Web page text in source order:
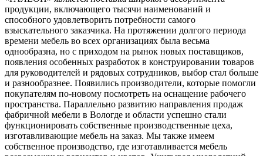
продукции, включающего тысячи наименований и
способного удовлетворить потребности самого
взыскательного заказчика. На протяжении долгого периода
времени мебель во всех организациях была весьма
однообразна, но с приходом на рынок новых поставщиков,
появления особенных разработок в конструировании товаров
для руководителей и рядовых сотрудников, выбор стал больше
и разнообразнее. Появились производители, которые помогли
покупателям по-новому посмотреть на оснащение рабочего
пространства. Параллельно развитию направления продаж
фабричной мебели в Вологде и области успешно стали
функционировать собственные производственные цеха,
изготавливающие мебель на заказ. Мы также имеем
собственное производство, где изготавливается мебель